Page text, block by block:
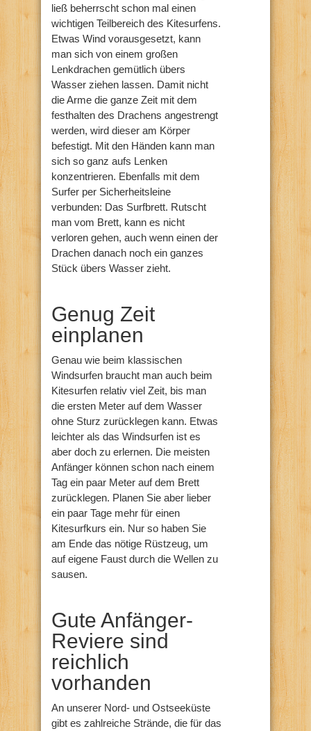
ließ beherrscht schon mal einen
wichtigen Teilbereich des Kitesurfens.
Etwas Wind vorausgesetzt, kann
man sich von einem großen
Lenkdrachen gemütlich übers
Wasser ziehen lassen. Damit nicht
die Arme die ganze Zeit mit dem
festhalten des Drachens angestrengt
werden, wird dieser am Körper
befestigt. Mit den Händen kann man
sich so ganz aufs Lenken
konzentrieren. Ebenfalls mit dem
Surfer per Sicherheitsleine
verbunden: Das Surfbrett. Rutscht
man vom Brett, kann es nicht
verloren gehen, auch wenn einen der
Drachen danach noch ein ganzes
Stück übers Wasser zieht.
Genug Zeit
einplanen
Genau wie beim klassischen
Windsurfen braucht man auch beim
Kitesurfen relativ viel Zeit, bis man
die ersten Meter auf dem Wasser
ohne Sturz zurücklegen kann. Etwas
leichter als das Windsurfen ist es
aber doch zu erlernen. Die meisten
Anfänger können schon nach einem
Tag ein paar Meter auf dem Brett
zurücklegen. Planen Sie aber lieber
ein paar Tage mehr für einen
Kitesurfkurs ein. Nur so haben Sie
am Ende das nötige Rüstzeug, um
auf eigene Faust durch die Wellen zu
sausen.
Gute Anfänger-
Reviere sind
reichlich
vorhanden
An unserer Nord- und Ostseeküste
gibt es zahlreiche Strände, die für das